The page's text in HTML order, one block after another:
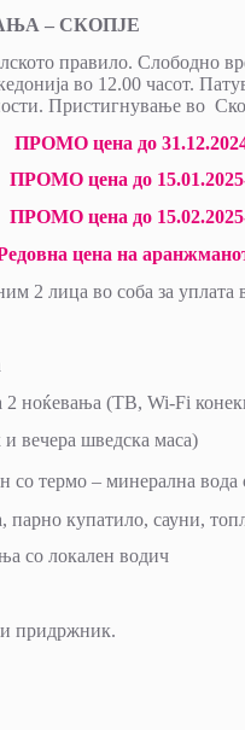
– СКОПЈЕ
правило. Слободно
во 12.00 часот.
Пристигнување во
ПРОМО цена до
ПРОМО цена до
ПРОМО цена до
цена на
2 лица во соба за уплата
ноќевања (ТВ, Wi-Fi
вечера шведска маса)
термо – минерална вода
парно купатило, сауни,
со локален водич
придржник.